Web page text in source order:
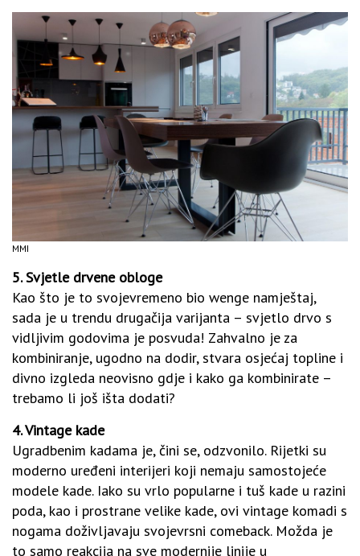
MMI
5. Svjetle drvene obloge
Kao što je to svojevremeno bio wenge namještaj,
sada je u trendu drugačija varijanta – svjetlo drvo s
vidljivim godovima je posvuda! Zahvalno je za
kombiniranje, ugodno na dodir, stvara osjećaj topline i
divno izgleda neovisno gdje i kako ga kombinirate –
trebamo li još išta dodati?
4. Vintage kade
Ugradbenim kadama je, čini se, odzvonilo. Rijetki su
moderno uređeni interijeri koji nemaju samostojeće
modele kade. Iako su vrlo popularne i tuš kade u razini
poda, kao i prostrane velike kade, ovi vintage komadi s
nogama doživljavaju svojevrsni comeback. Možda je
to samo reakcija na sve modernije linije u